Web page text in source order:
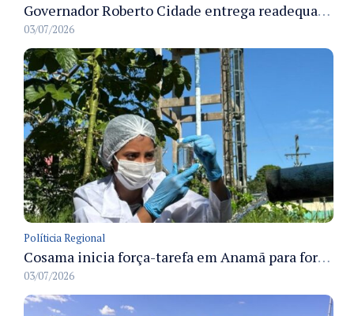
Governador Roberto Cidade entrega readequação do ambulatório da FCecon e amplia capacidade de atendimento oncológico em Manaus
03/07/2026
Políticia Regional
Cosama inicia força-tarefa em Anamã para fortalecer abastecimento de água e segurança hídrica da população
03/07/2026